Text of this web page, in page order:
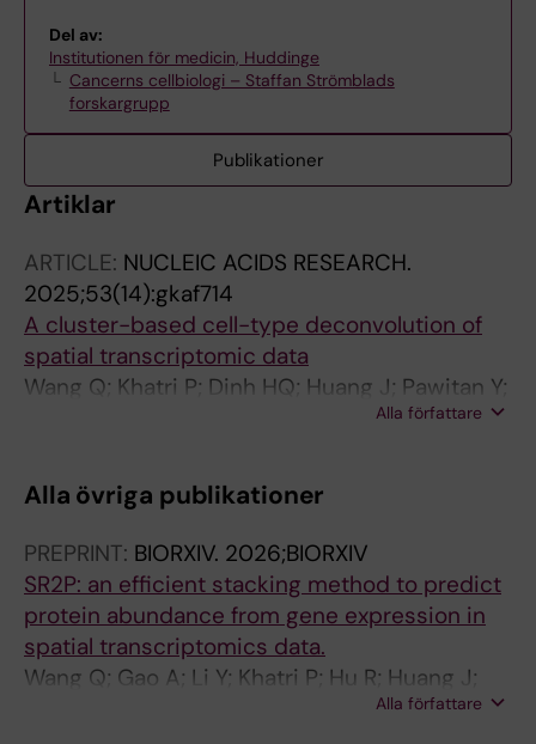
Del av:
Institutionen för medicin, Huddinge
Cancerns cellbiologi – Staffan Strömblads
forskargrupp
Publikationer
Artiklar
ARTICLE: NUCLEIC ACIDS RESEARCH.
2025;53(14):gkaf714
A cluster-based cell-type deconvolution of
spatial transcriptomic data
Wang Q; Khatri P; Dinh HQ; Huang J; Pawitan Y;
Alla författare
Alla övriga publikationer
PREPRINT: BIORXIV. 2026;BIORXIV
SR2P: an efficient stacking method to predict
protein abundance from gene expression in
spatial transcriptomics data.
Wang Q; Gao A; Li Y; Khatri P; Hu R; Huang J;
Alla författare